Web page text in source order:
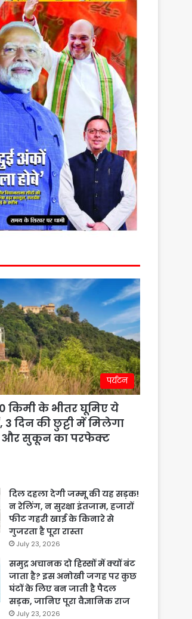
पर्यटन
के भीतर घूमिए ये
दिन की छुट्टी में मिलेगा
और सुकून का परफेक्ट
दिल दहला देगी जम्मू की यह सड़क!
न रेलिंग, न सुरक्षा इंतजाम, हजारों
फीट गहरी खाई के किनारे से
गुजरता है पूरा रास्ता
July 23, 2026
समुद्र अचानक दो हिस्सों में क्यों बंट
जाता है? इस अनोखी जगह पर कुछ
घंटों के लिए बन जाती है पैदल
सड़क, जानिए पूरा वैज्ञानिक राज
July 23, 2026